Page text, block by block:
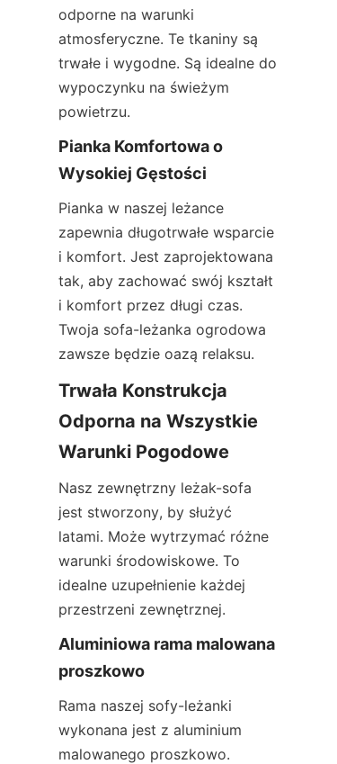
odporne na warunki
atmosferyczne. Te tkaniny są
trwałe i wygodne. Są idealne do
wypoczynku na świeżym
powietrzu.
Pianka Komfortowa o
Wysokiej Gęstości
Pianka w naszej leżance
zapewnia długotrwałe wsparcie
i komfort. Jest zaprojektowana
tak, aby zachować swój kształt
i komfort przez długi czas.
Twoja sofa-leżanka ogrodowa
zawsze będzie oazą relaksu.
Trwała Konstrukcja
Odporna na Wszystkie
Warunki Pogodowe
Nasz zewnętrzny leżak-sofa
jest stworzony, by służyć
latami. Może wytrzymać różne
warunki środowiskowe. To
idealne uzupełnienie każdej
przestrzeni zewnętrznej.
Aluminiowa rama malowana
proszkowo
Rama naszej sofy-leżanki
wykonana jest z aluminium
malowanego proszkowo.